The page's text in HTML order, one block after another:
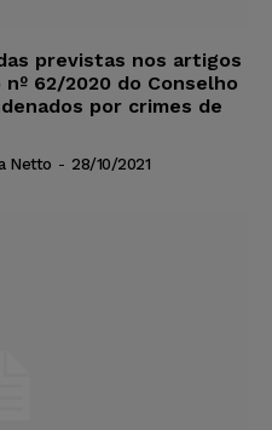
previstas nos artigos
nº 62/2020 do Conselho
por crimes de
Netto - 28/10/2021